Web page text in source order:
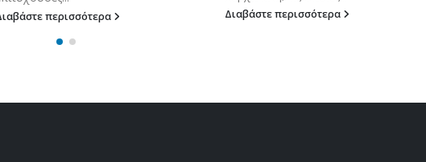
περισσότερα Διαβάστε περισσότερα